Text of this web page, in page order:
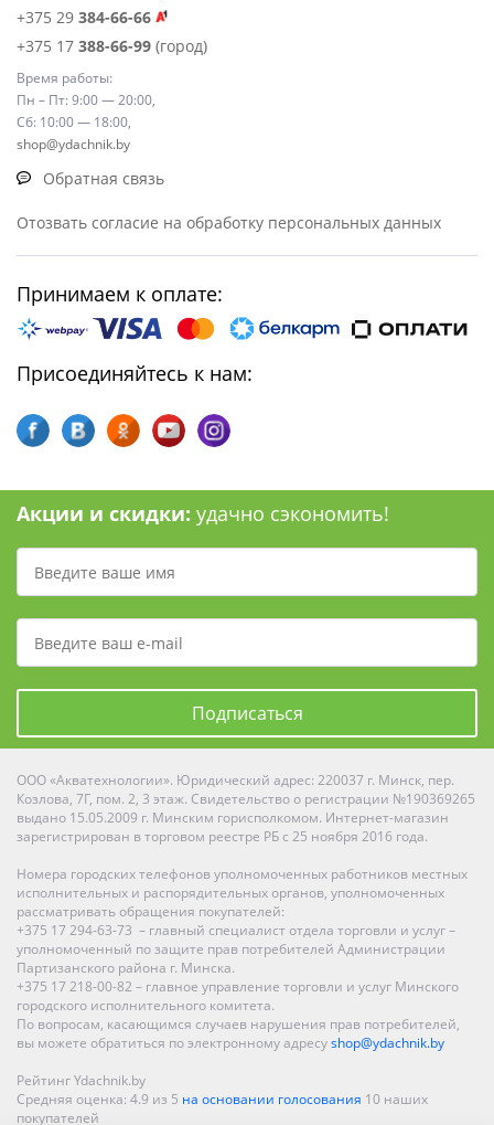
+375 29 384-66-66
+375 17 388-66-99 (город)
Время работы:
Пн – Пт: 9:00 — 20:00,
Сб: 10:00 — 18:00,
shop@ydachnik.by
Обратная связь
Отозвать согласие на обработку персональных данных
Принимаем к оплате:
Присоединяйтесь к нам:
Акции и скидки: удачно сэкономить!
Подписаться
ООО «Акватехнологии». Юридический адрес: 220037 г. Минск, пер.
Козлова, 7Г, пом. 2, 3 этаж. Свидетельство о регистрации №190369265
выдано 15.05.2009 г. Минским горисполкомом. Интернет-магазин
зарегистрирован в торговом реестре РБ с 25 ноября 2016 года.
Номера городских телефонов уполномоченных работников местных
исполнительных и распорядительных органов, уполномоченных
рассматривать обращения покупателей:
+375 17 294-63-73 – главный специалист отдела торговли и услуг –
уполномоченный по защите прав потребителей Администрации
Партизанского района г. Минска.
+375 17 218-00-82 – главное управление торговли и услуг Минского
городского исполнительного комитета.
По вопросам, касающимся случаев нарушения прав потребителей,
вы можете обратиться по электронному адресуshop@ydachnik.by
Рейтинг Ydachnik.by
Средняя оценка: 4.9 из 5 на основании голосования 10 наших
покупателей